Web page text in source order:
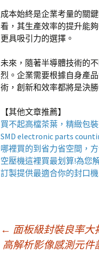
成本始終是企業考量的關
看，其生產效率的提升能
更具吸引力的選擇。
未來，隨著半導體技術的
烈。企業需要根據自身產
術，創新和效率都將是決勝
【其他文章推薦】
買不起高檔茶葉，精緻包裝
SMD electronic parts
哪裡買的到省力省空間，
空壓機這裡買最划算!為您
訂製提供最適合你的封口機
← 面板級封裝良率
高解析影像感測元